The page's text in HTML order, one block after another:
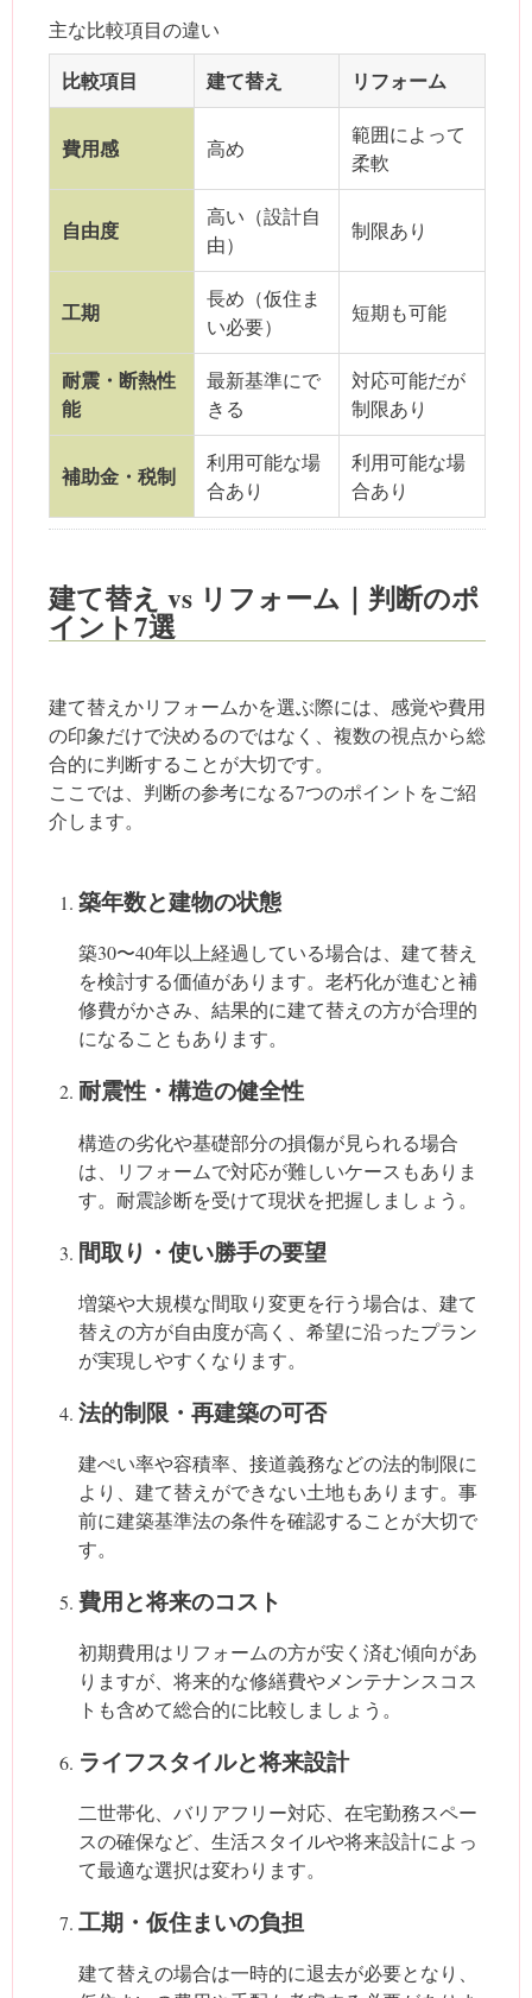
主な比較項目の違い
比較項目 建て替え リフォーム
費用感 高め
範囲によって
柔軟
自由度
高い（設計自
由）
制限あり
工期
長め（仮住ま
い必要）
短期も可能
耐震・断熱性
能
最新基準にで
きる
対応可能だが
制限あり
補助金・税制
利用可能な場
合あり
利用可能な場
合あり
建て替え vs リフォーム｜判断のポ
イント7選
建て替えかリフォームかを選ぶ際には、感覚や費用
の印象だけで決めるのではなく、複数の視点から総
合的に判断することが大切です。
ここでは、判断の参考になる7つのポイントをご紹
介します。
築年数と建物の状態
築30〜40年以上経過している場合は、建て替え
を検討する価値があります。老朽化が進むと補
修費がかさみ、結果的に建て替えの方が合理的
になることもあります。
耐震性・構造の健全性
構造の劣化や基礎部分の損傷が見られる場合
は、リフォームで対応が難しいケースもありま
す。耐震診断を受けて現状を把握しましょう。
間取り・使い勝手の要望
増築や大規模な間取り変更を行う場合は、建て
替えの方が自由度が高く、希望に沿ったプラン
が実現しやすくなります。
法的制限・再建築の可否
建ぺい率や容積率、接道義務などの法的制限に
より、建て替えができない土地もあります。事
前に建築基準法の条件を確認することが大切で
す。
費用と将来のコスト
初期費用はリフォームの方が安く済む傾向があ
りますが、将来的な修繕費やメンテナンスコス
トも含めて総合的に比較しましょう。
ライフスタイルと将来設計
二世帯化、バリアフリー対応、在宅勤務スペー
スの確保など、生活スタイルや将来設計によっ
て最適な選択は変わります。
工期・仮住まいの負担
建て替えの場合は一時的に退去が必要となり、